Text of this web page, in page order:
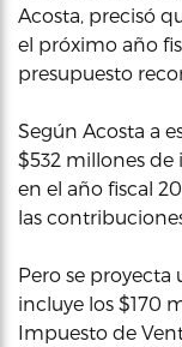
Acosta, precisó
el próximo año
presupuesto
Según Acosta a
$532 millones
en el año fiscal
las
Pero se
incluye los $170
Impuesto de